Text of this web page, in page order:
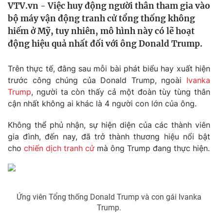
Thế giới
Tin tức
Thế giới đó đây
Câu chuyện quốc tế
Kinh tế
Thị trường
Góc doanh nghiệp
Dữ liệu và đời sống
Truyền hình
Hậu trường
Nhân vật
Khán giả
Giải sao mai
Giải trí
Điện ảnh
Âm nhạc
Đời sống
Du lịch
Tuyển sinh
VTV.vn - Việc huy động người thân tham gia vào
bộ máy vận động tranh cử tổng thống không
hiếm ở Mỹ, tuy nhiên, mô hình này có lẽ hoạt
động hiệu quả nhất đối với ông Donald Trump.
Trên thực tế, đằng sau mỗi bài phát biểu hay xuất hiện
trước công chúng của Donald Trump, ngoài Ivanka
Trump, người ta còn thấy cả một đoàn tùy tùng thân
cận nhất không ai khác là 4 người con lớn của ông.
Không thể phủ nhận, sự hiện diện của các thành viên
gia đình, đến nay, đã trở thành thương hiệu nổi bật
cho chiến dịch tranh cửmà ông Trump đang thực hiện.
Ứng viên Tổng thống Donald Trump và con gái Ivanka
Trump.